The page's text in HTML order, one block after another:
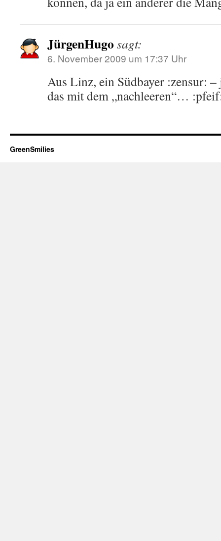
JürgenHugo sagt:
6. November 2009 um 17:37 Uhr
Aus Linz, ein Südbayer :zensur:
das mit dem „nachleeren“…
GreenSmilies